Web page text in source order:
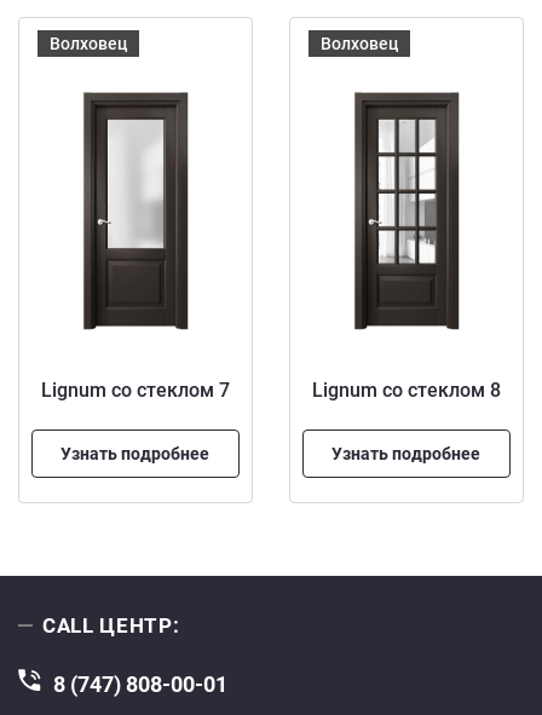
Волховец
Lignum со стеклом 7
Узнать подробнее
Волховец
Lignum со стеклом 8
Узнать подробнее
CALL ЦЕНТР:
8 (747) 808-00-01